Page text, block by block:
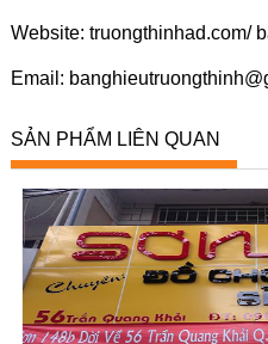
Website: truongthinhad.com/
Email:
SẢN PHẨM LIÊN QUAN